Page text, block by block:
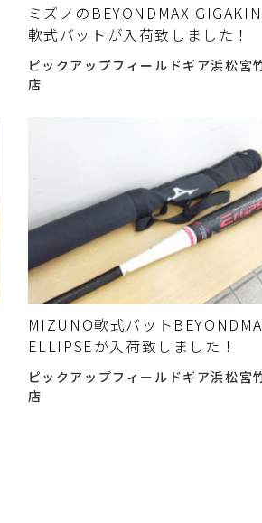
ミズノのBEYONDMAX
軟式バットが入荷致しました！
ピックアップフィールドギア浜松宮
店
MIZUNO軟式バット
ELLIPSEが入荷致しました！
ピックアップフィールドギア浜松宮
店